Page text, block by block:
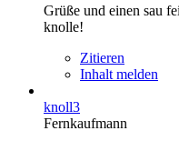
Grüße und einen sau
knolle!
Zitieren
Inhalt melden
knoll3
Fernkaufmann